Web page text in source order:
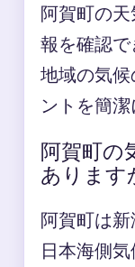
阿賀町の
報を確認で
地域の気
ントを簡潔
阿賀町の
あります
阿賀町は新
日本海側